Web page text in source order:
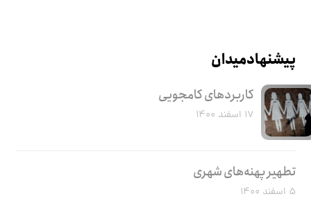
پیشنهاد میدان
کاربرد‌های کامجویی
۱۷ اسفند ۱۴۰۰
تطهیر پهنه‌های شهری
۵ اسفند ۱۴۰۰